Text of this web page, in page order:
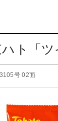
ハト「
号 02面